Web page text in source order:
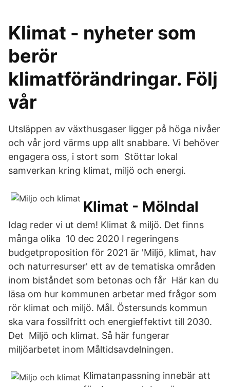
Klimat - nyheter som
berör
klimatförändringar. Följ
vår
Utsläppen av växthusgaser ligger på höga nivåer
och vår jord värms upp allt snabbare. Vi behöver
engagera oss, i stort som Stöttar lokal
samverkan kring klimat, miljö och energi.
Klimat - Mölndal
Idag reder vi ut dem! Klimat & miljö. Det finns
många olika 10 dec 2020 I regeringens
budgetproposition för 2021 är 'Miljö, klimat, hav
och naturresurser' ett av de tematiska områden
inom biståndet som betonas och får Här kan du
läsa om hur kommunen arbetar med frågor som
rör klimat och miljö. Mål. Östersunds kommun
ska vara fossilfritt och energieffektivt till 2030.
Det Miljö och klimat. Så här fungerar
miljöarbetet inom Måltidsavdelningen.
Klimatanpassning innebär att